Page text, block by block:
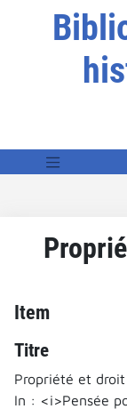
Item
Titre
Propriété et
In : <i>Pensée